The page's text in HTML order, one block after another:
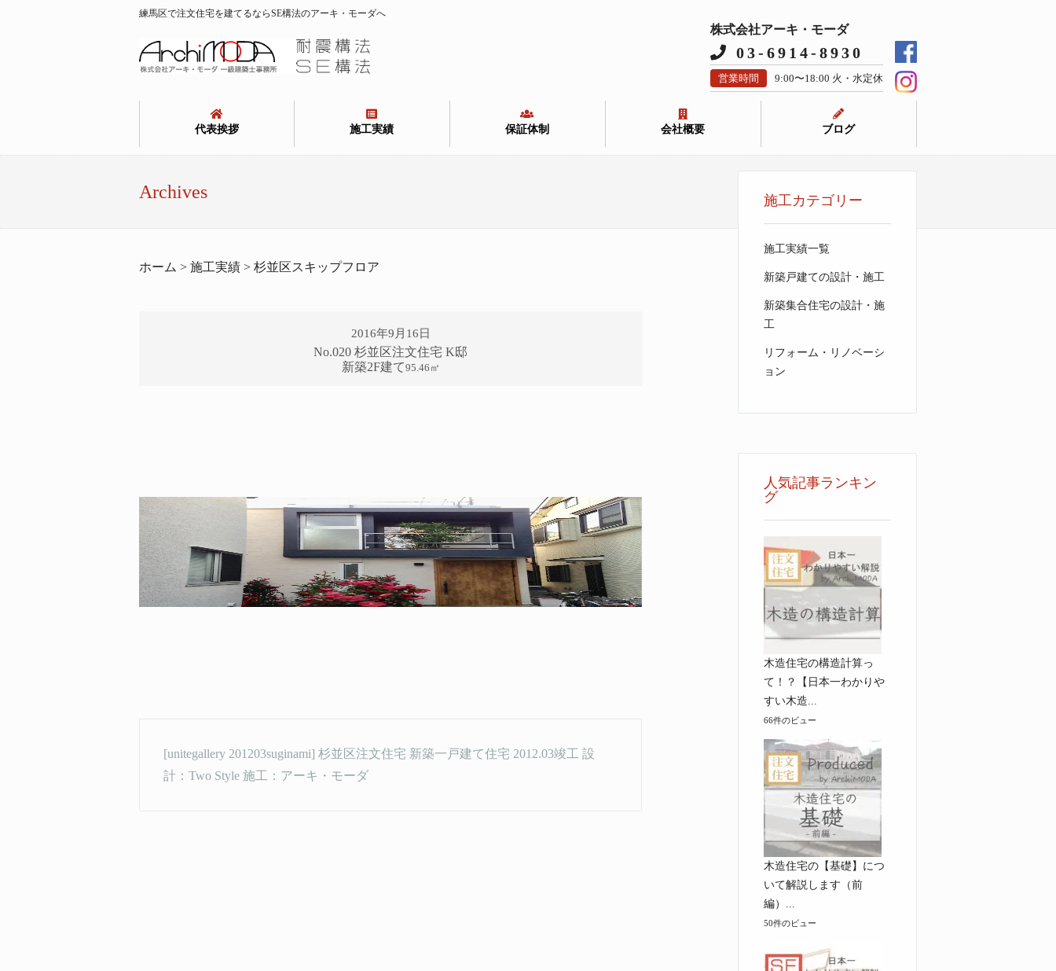
練馬区で注文住宅を建てるならSE構法のアーキ・モーダへ
株式会社アーキ・モーダ
03-6914-8930
営業時間 9:00〜18:00 火・水定休
代表挨拶 施工実績 保証体制 会社概要 ブログ
Archives
ホーム > 施工実績 > 杉並区スキップフロア
2016年9月16日
No.020 杉並区注文住宅 K邸
新築2F建て95.46㎡
[unitegallery 201203suginami] 杉並区注文住宅 新築一戸建て住宅 2012.03竣工 設
計：Two Style 施工：アーキ・モーダ
施工カテゴリー
施工実績一覧
新築戸建ての設計・施工
新築集合住宅の設計・施
工
リフォーム・リノベーシ
ョン
人気記事ランキン
グ
木造住宅の構造計算っ
て！？【日本一わかりや
すい木造...
66件のビュー
木造住宅の【基礎】につ
いて解説します（前
編）...
50件のビュー